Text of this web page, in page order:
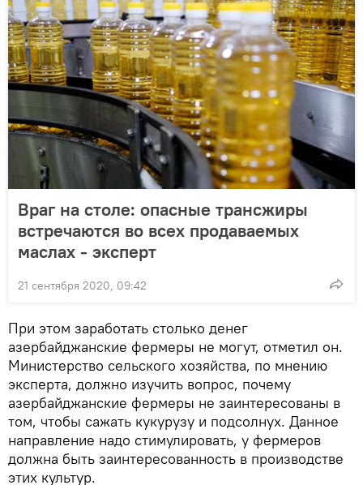
Враг на столе: опасные трансжиры
встречаются во всех продаваемых
маслах - эксперт
21 сентября 2020, 09:42
При этом заработать столько денег
азербайджанские фермеры не могут, отметил он.
Министерство сельского хозяйства, по мнению
эксперта, должно изучить вопрос, почему
азербайджанские фермеры не заинтересованы в
том, чтобы сажать кукурузу и подсолнух. Данное
направление надо стимулировать, у фермеров
должна быть заинтересованность в производстве
этих культур.